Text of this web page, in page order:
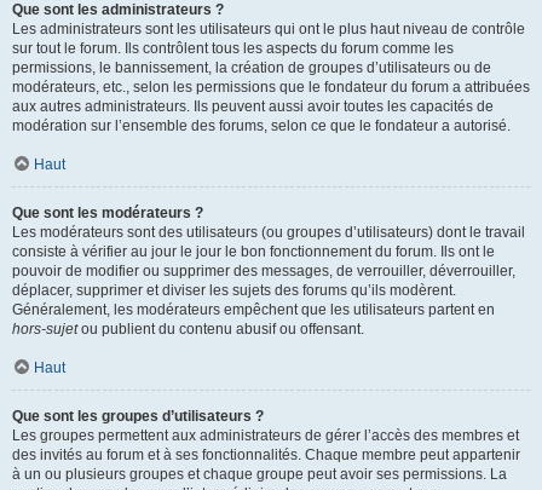
Que sont les administrateurs ?
Les administrateurs sont les utilisateurs qui ont le plus haut niveau de contrôle
sur tout le forum. Ils contrôlent tous les aspects du forum comme les
permissions, le bannissement, la création de groupes d’utilisateurs ou de
modérateurs, etc., selon les permissions que le fondateur du forum a attribuées
aux autres administrateurs. Ils peuvent aussi avoir toutes les capacités de
modération sur l’ensemble des forums, selon ce que le fondateur a autorisé.
Haut
Que sont les modérateurs ?
Les modérateurs sont des utilisateurs (ou groupes d’utilisateurs) dont le travail
consiste à vérifier au jour le jour le bon fonctionnement du forum. Ils ont le
pouvoir de modifier ou supprimer des messages, de verrouiller, déverrouiller,
déplacer, supprimer et diviser les sujets des forums qu’ils modèrent.
Généralement, les modérateurs empêchent que les utilisateurs partent en
hors-sujetou publient du contenu abusif ou offensant.
Haut
Que sont les groupes d’utilisateurs ?
Les groupes permettent aux administrateurs de gérer l’accès des membres et
des invités au forum et à ses fonctionnalités. Chaque membre peut appartenir
à un ou plusieurs groupes et chaque groupe peut avoir ses permissions. La